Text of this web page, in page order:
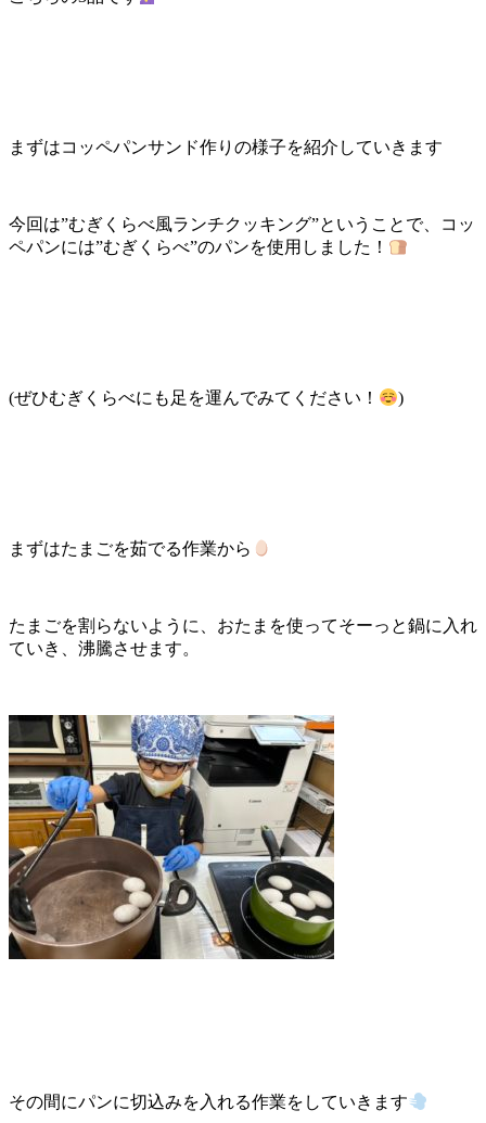
まずはコッペパンサンド作りの様子を紹介していきます
今回は”むぎくらべ風ランチクッキング”ということで、コッ
ペパンには”むぎくらべ”のパンを使用しました！
(ぜひむぎくらべにも足を運んでみてください！ )
まずはたまごを茹でる作業から
たまごを割らないように、おたまを使ってそーっと鍋に入れ
ていき、沸騰させます。
その間にパンに切込みを入れる作業をしていきます